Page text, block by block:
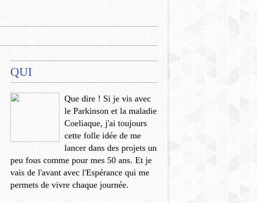
QUI
Que dire ! Si je vis avec
le Parkinson et la maladie
Coeliaque, j'ai toujours
cette folle idée de me
lancer dans des projets un
peu fous comme pour mes 50 ans. Et je
vais de l'avant avec l'Espérance qui me
permets de vivre chaque journée.